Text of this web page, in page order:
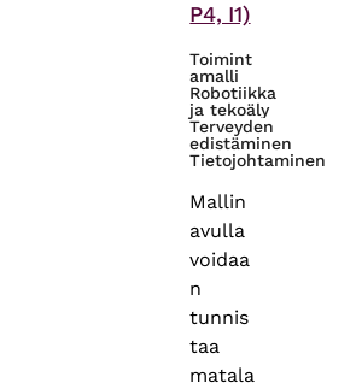
P4, I1)
Toimint
amalli
Robotiikka
ja tekoäly
Terveyden
edistäminen
Tietojohtaminen
Mallin
avulla
voidaa
n
tunnis
taa
matala